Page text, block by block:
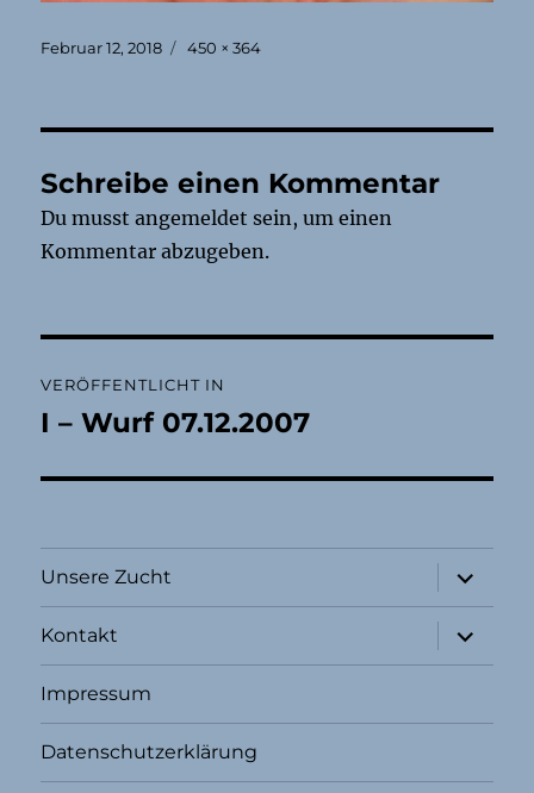
Veröffentlicht
Februar 12, 2018 Originalgröße
450 × 364
Schreibe einen Kommentar
Du musstangemeldet sein, um einen
Kommentar abzugeben.
VERÖFFENTLICHT IN
I – Wurf 07.12.2007
Unsere Zucht
öffnen
Kontakt
öffnen
Impressum
Datenschutzerklärung